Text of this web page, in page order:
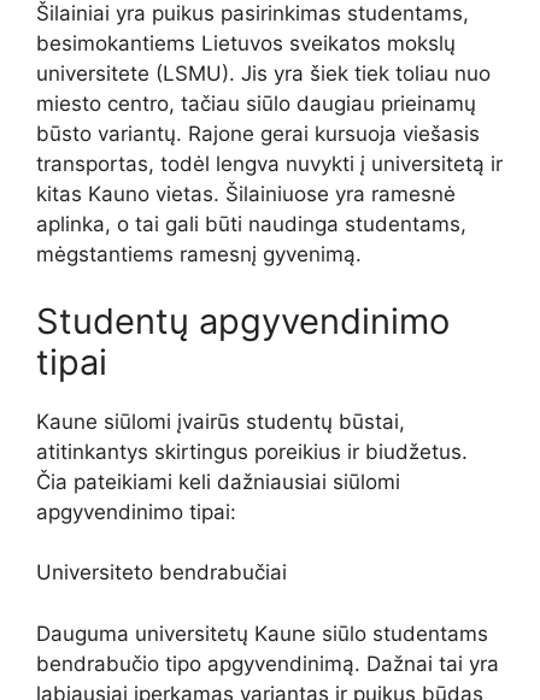
Šilainiai yra puikus pasirinkimas studentams,
besimokantiems Lietuvos sveikatos mokslų
universitete (LSMU). Jis yra šiek tiek toliau nuo
miesto centro, tačiau siūlo daugiau prieinamų
būsto variantų. Rajone gerai kursuoja viešasis
transportas, todėl lengva nuvykti į universitetą ir
kitas Kauno vietas. Šilainiuose yra ramesnė
aplinka, o tai gali būti naudinga studentams,
mėgstantiems ramesnį gyvenimą.
Studentų apgyvendinimo
tipai
Kaune siūlomi įvairūs studentų būstai,
atitinkantys skirtingus poreikius ir biudžetus.
Čia pateikiami keli dažniausiai siūlomi
apgyvendinimo tipai:
Universiteto bendrabučiai
Dauguma universitetų Kaune siūlo studentams
bendrabučio tipo apgyvendinimą. Dažnai tai yra
labiausiai įperkamas variantas ir puikus būdas